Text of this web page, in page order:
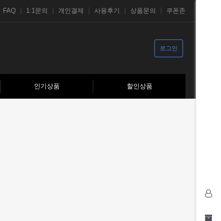
FAQ 1:1문의 개인결제 사용후기 상품문의 쿠폰존
로그인
인기상품 할인상품